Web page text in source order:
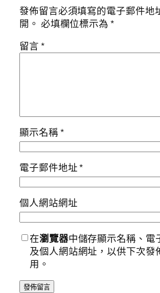
發佈留言必須填寫的電子郵件地
開。 必填欄位標示為*
留言*
顯示名稱*
電子郵件地址*
個人網站網址
在瀏覽器中儲存顯示名稱、電
及個人網站網址，以供下次發
用。